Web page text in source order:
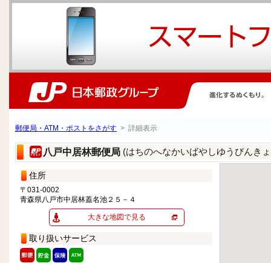
郵便局・ATM・ポストをさがす > 詳細表示
八戸中居林郵便局 (はちのへなかいばやしゆうびんき
住所
〒031-0002
青森県八戸市中居林蓋名池２５－４
大きな地図で見る
取り扱いサービス